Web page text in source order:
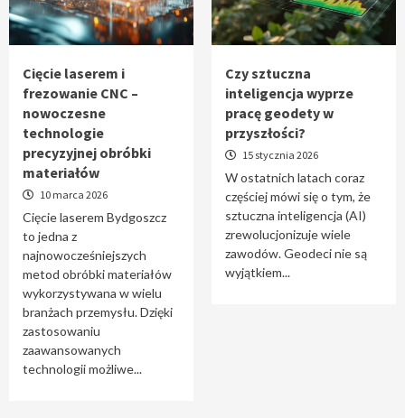
5
Tworzenie aplikacji internetowych – jak
powstają nowoczesne rozwiązania cyfrowe
Cięcie laserem i
frezowanie CNC –
nowoczesne
technologie
precyzyjnej obróbki
materiałów
10 marca 2026
Cięcie laserem Bydgoszcz
to jedna z
najnowocześniejszych
metod obróbki materiałów
wykorzystywana w wielu
branżach przemysłu. Dzięki
zastosowaniu
zaawansowanych
technologii możliwe...
Czy sztuczna
inteligencja wyprze
pracę geodety w
przyszłości?
15 stycznia 2026
W ostatnich latach coraz
częściej mówi się o tym, że
sztuczna inteligencja (AI)
zrewolucjonizuje wiele
zawodów. Geodeci nie są
wyjątkiem...